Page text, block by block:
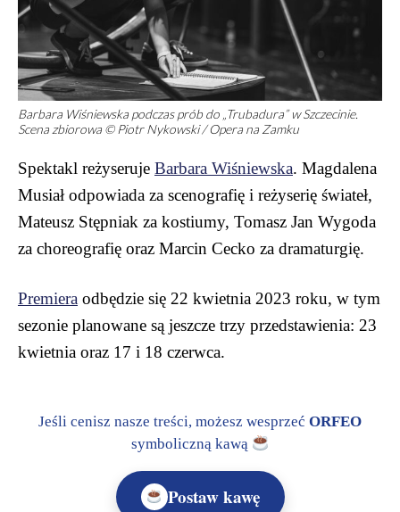
Barbara Wiśniewska podczas prób do „Trubadura” w Szczecinie.
Scena zbiorowa © Piotr Nykowski / Opera na Zamku
Spektakl reżyseruje Barbara Wiśniewska. Magdalena
Musiał odpowiada za scenografię i reżyserię świateł,
Mateusz Stępniak za kostiumy, Tomasz Jan Wygoda
za choreografię oraz Marcin Cecko za dramaturgię.
Premiera odbędzie się 22 kwietnia 2023 roku, w tym
sezonie planowane są jeszcze trzy przedstawienia: 23
kwietnia oraz 17 i 18 czerwca.
Jeśli cenisz nasze treści, możesz wesprzeć ORFEO
symboliczną kawą
Postaw kawę